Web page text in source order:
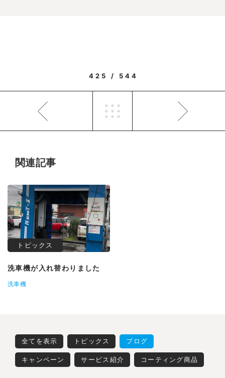
425 / 544
関連記事
トピックス
洗車機が入れ替わりました
洗車機
全てを表示 トピックス ブログ
キャンペーン サービス紹介 コーティング商品